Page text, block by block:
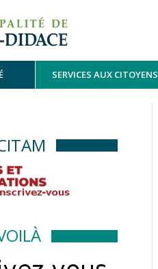
SERVICES AUX CITOYENS